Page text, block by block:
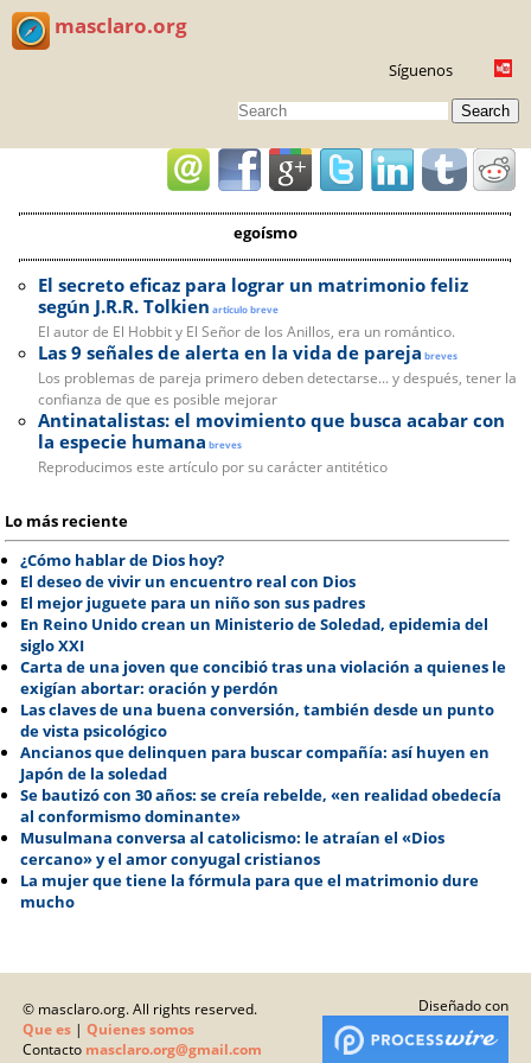
masclaro.org
Síguenos
Search
egoísmo
El secreto eficaz para lograr un matrimonio feliz
según J.R.R. Tolkien artículo breve
El autor de El Hobbit y El Señor de los Anillos, era un romántico.
Las 9 señales de alerta en la vida de pareja breves
Los problemas de pareja primero deben detectarse... y después, tener la
confianza de que es posible mejorar
Antinatalistas: el movimiento que busca acabar con
la especie humana breves
Reproducimos este artículo por su carácter antitético
Lo más reciente
¿Cómo hablar de Dios hoy?
El deseo de vivir un encuentro real con Dios
El mejor juguete para un niño son sus padres
En Reino Unido crean un Ministerio de Soledad, epidemia del
siglo XXI
Carta de una joven que concibió tras una violación a quienes le
exigían abortar: oración y perdón
Las claves de una buena conversión, también desde un punto
de vista psicológico
Ancianos que delinquen para buscar compañía: así huyen en
Japón de la soledad
Se bautizó con 30 años: se creía rebelde, «en realidad obedecía
al conformismo dominante»
Musulmana conversa al catolicismo: le atraían el «Dios
cercano» y el amor conyugal cristianos
La mujer que tiene la fórmula para que el matrimonio dure
mucho
© masclaro.org. All rights reserved.
Que es | Quienes somos
Contacto masclaro.org@gmail.com
Diseñado con